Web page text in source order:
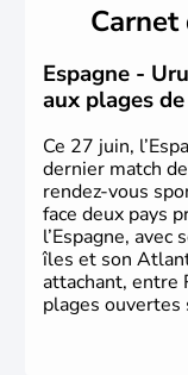
Carnet
Espagne -
aux plages
Ce 27 juin,
dernier match
rendez-vous
face deux pays
l’Espagne,
îles et son
attachant, entre
plages ouvertes